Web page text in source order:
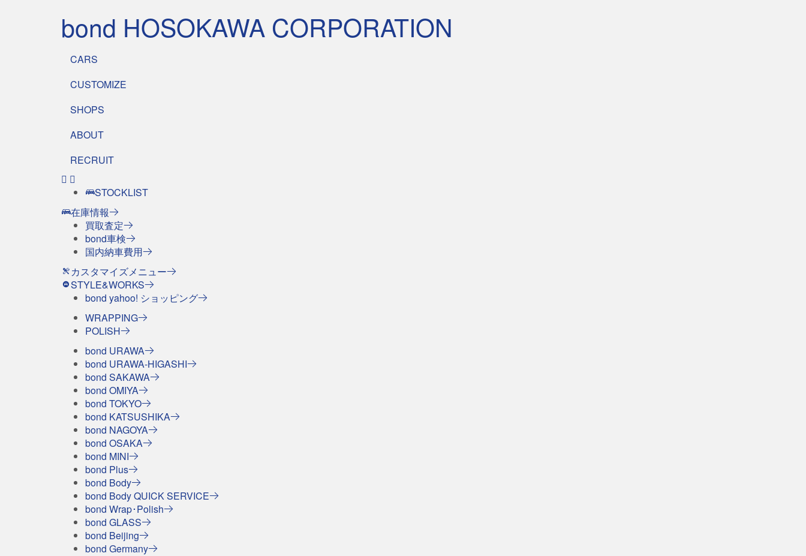
bond HOSOKAWA CORPORATION
CARS
CUSTOMIZE
SHOPS
ABOUT
RECRUIT
STOCKLIST
在庫情報
買取査定
bond車検
国内納車費用
カスタマイズメニュー
STYLE&WORKS
bond yahoo! ショッピング
WRAPPING
POLISH
bond URAWA
bond URAWA-HIGASHI
bond SAKAWA
bond OMIYA
bond TOKYO
bond KATSUSHIKA
bond NAGOYA
bond OSAKA
bond MINI
bond Plus
bond Body
bond Body QUICK SERVICE
bond Wrap･Polish
bond GLASS
bond Beijing
bond Germany